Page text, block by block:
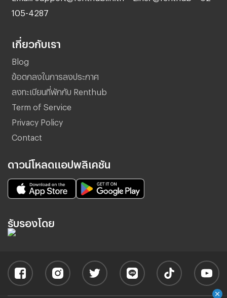
105-4287
เกี่ยวกับเรา
Blog
ข้อตกลงในการลงประกาศ
ลงทะเบียนที่พักกับ Renthub
Term of Service
Privacy Policy
Contact
ดาวน์โหลดแอปพลิเคชัน
รับรองโดย